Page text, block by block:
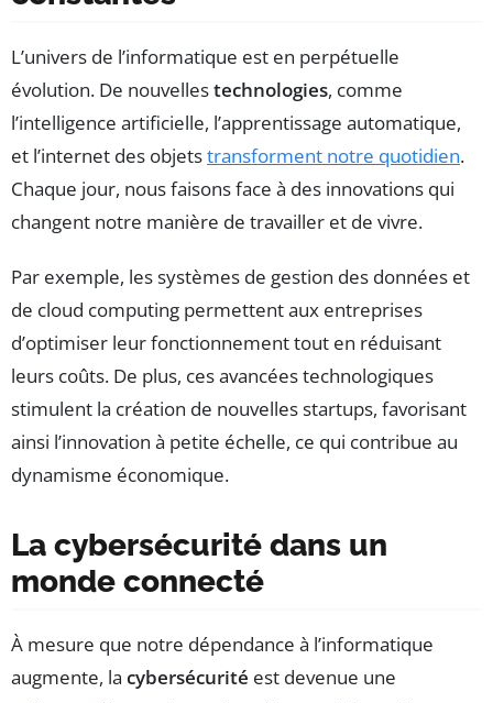
L’univers de l’informatique est en perpétuelle
évolution. De nouvellestechnologies, comme
l’intelligence artificielle, l’apprentissage automatique,
et l’internet des objetstransforment notre quotidien.
Chaque jour, nous faisons face à des innovations qui
changent notre manière de travailler et de vivre.
Par exemple, les systèmes de gestion des données et
de cloud computing permettent aux entreprises
d’optimiser leur fonctionnement tout en réduisant
leurs coûts. De plus, ces avancées technologiques
stimulent la création de nouvelles startups, favorisant
ainsi l’innovation à petite échelle, ce qui contribue au
dynamisme économique.
La cybersécurité dans un
monde connecté
À mesure que notre dépendance à l’informatique
augmente, la cybersécurité est devenue une